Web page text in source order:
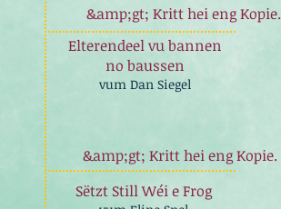
&amp;gt; Kritt hei eng Kopie.
Elterendeel vu bannen
no baussen
vum Dan Siegel
&amp;gt; Kritt hei eng Kopie.
Sëtzt Still Wéi e Frog